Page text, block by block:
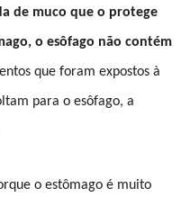
de muco que o protege
o esôfago não contém
que foram expostos à
para o esôfago, a
o estômago é muito